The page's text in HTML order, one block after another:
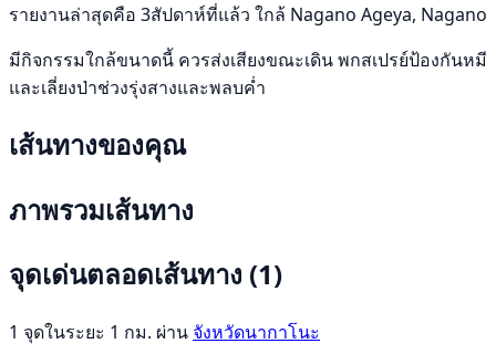
รายงานล่าสุดคือ 3สัปดาห์ที่แล้ว ใกล้ Nagano Ageya, Nagano
มีกิจกรรมใกล้ขนาดนี้ ควรส่งเสียงขณะเดิน พกสเปรย์ป้องกันหมี
และเลี่ยงป่าช่วงรุ่งสางและพลบค่ำ
เส้นทางของคุณ
ภาพรวมเส้นทาง
จุดเด่นตลอดเส้นทาง (1)
1 จุดในระยะ 1 กม. ผ่าน จังหวัดนากาโนะ